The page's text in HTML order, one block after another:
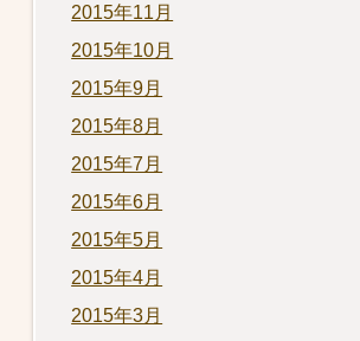
2015年11月
2015年10月
2015年9月
2015年8月
2015年7月
2015年6月
2015年5月
2015年4月
2015年3月